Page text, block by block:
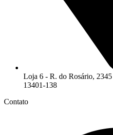
Loja 6 - R. do Rosário, 2345
13401-138
Contato